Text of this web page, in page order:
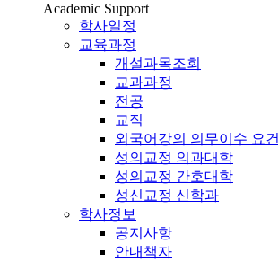
Academic Support
학사일정
교육과정
개설과목조회
교과과정
전공
교직
외국어강의 의무이수 요건
성의교정 의과대학
성의교정 간호대학
성신교정 신학과
학사정보
공지사항
안내책자